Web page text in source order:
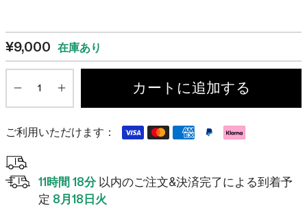
で
ク
ロ
ー
て
ビ
ュ
で
ロ
¥9,000 在庫あり
Minus
Plus
カートに追加する
ご利用いただけます：
11時間 18分 以内のご注文&決済完了による到着予
定 8月18日火